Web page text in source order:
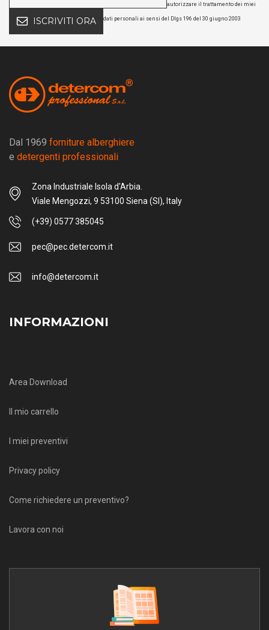
ISCRIVITI ORA
autorizzare il trattamento dei miei
dati personali ai sensi del Dlgs 196 del 30 giugno 2003
Dal 1969 forniture alberghiere
e detergenti professionali
Zona Industriale Isola d'Arbia.
Viale Mengozzi, 9 53100 Siena (SI), Italy
(+39) 0577 385045
pec@pec.detercom.it
info@detercom.it
INFORMAZIONI
Area Download
Il mio carrello
I miei preventivi
Privacy policy
Come richiedere un preventivo?
Lavora con noi